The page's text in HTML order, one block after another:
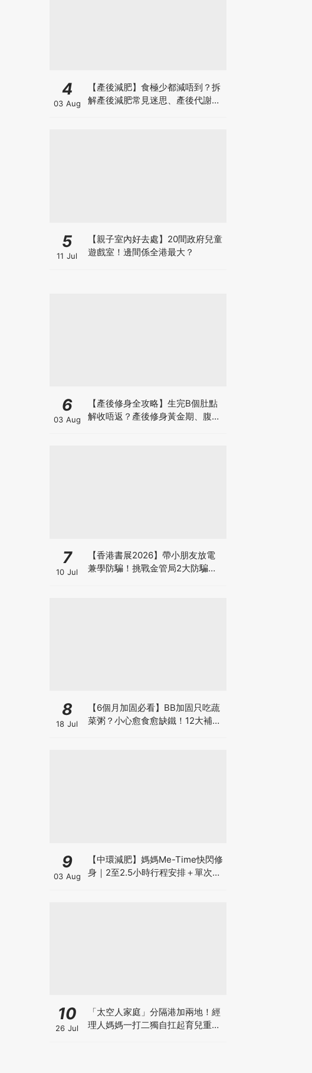
4
03 Aug
【產後減肥】食極少都減唔到？拆
解產後減肥常見迷思、產後代謝、
5
11 Jul
【親子室內好去處】20間政府兒童
遊戲室！邊間係全港最大？
6
03 Aug
【產後修身全攻略】生完B個肚點
解收唔返？產後修身黃金期、腹直
7
10 Jul
【香港書展2026】帶小朋友放電
兼學防騙！挑戰金管局2大防騙遊
8
18 Jul
【6個月加固必看】BB加固只吃蔬
菜粥？小心愈食愈缺鐵！12大補鐵
9
03 Aug
【中環減肥】媽媽Me-Time快閃修
身｜2至2.5小時行程安排＋單次收
10
26 Jul
「太空人家庭」分隔港加兩地！經
理人媽媽一打二獨自扛起育兒重